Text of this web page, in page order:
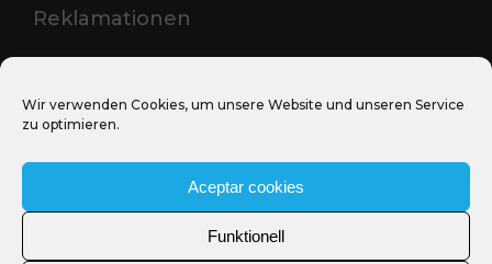
Wir verwenden Cookies, um unsere Website und unseren Service
zu optimieren.
Aceptar cookies
Funktionell
Reklamationen
Media Santjosep.net
Sant Josep Film Office